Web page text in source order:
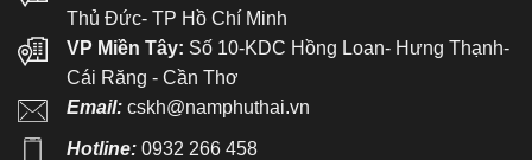
Thủ Đức- TP Hồ Chí Minh
VP Miền Tây: Số 10-KDC Hồng Loan- Hưng Thạnh-
Cái Răng - Cần Thơ
Email: cskh@namphuthai.vn
Hotline: 0932 266 458